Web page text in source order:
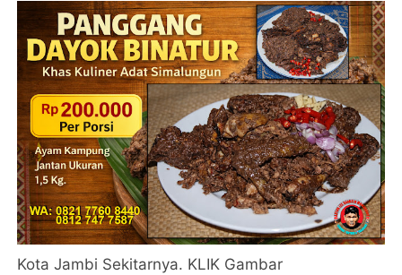
Kota Jambi Sekitarnya. KLIK Gambar